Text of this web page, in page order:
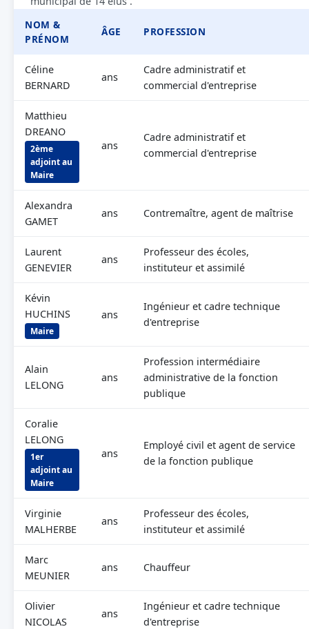
NOM &
PRÉNOM
ÂGE PROFESSION
Céline
BERNARD
ans
Cadre administratif et
commercial d'entreprise
Matthieu
DREANO
2ème
adjoint au
Maire
ans
Cadre administratif et
commercial d'entreprise
Alexandra
GAMET
ans Contremaître, agent de maîtrise
Laurent
GENEVIER
ans
Professeur des écoles,
instituteur et assimilé
Kévin
HUCHINS
Maire
ans
Ingénieur et cadre technique
d'entreprise
Alain
LELONG
ans
Profession intermédiaire
administrative de la fonction
publique
Coralie
LELONG
1er
adjoint au
Maire
ans
Employé civil et agent de service
de la fonction publique
Virginie
MALHERBE
ans
Professeur des écoles,
instituteur et assimilé
Marc
MEUNIER
ans Chauffeur
Olivier
NICOLAS
ans
Ingénieur et cadre technique
d'entreprise